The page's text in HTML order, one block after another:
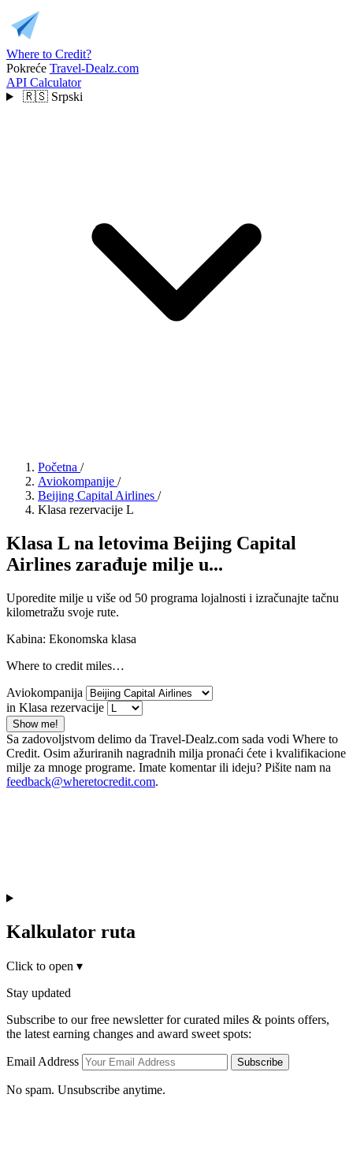
Where to Credit?
Pokreće Travel-Dealz.com
API Calculator
🇷🇸 Srpski
Početna /
Aviokompanije /
Beijing Capital Airlines /
Klasa rezervacije L
Klasa L na letovima Beijing Capital
Airlines zarađuje milje u...
Uporedite milje u više od 50 programa lojalnosti i izračunajte tačnu
kilometražu svoje rute.
Kabina: Ekonomska klasa
Where to credit miles…
Aviokompanija
in Klasa rezervacije
Show me!
Sa zadovoljstvom delimo da Travel-Dealz.com sada vodi Where to
Credit. Osim ažuriranih nagradnih milja pronaći ćete i kvalifikacione
milje za mnoge programe. Imate komentar ili ideju? Pišite nam na
feedback@wheretocredit.com.
Kalkulator ruta
Click to open ▾
Stay updated
Subscribe to our free newsletter for curated miles & points offers,
the latest earning changes and award sweet spots:
Email Address Subscribe
No spam. Unsubscribe anytime.